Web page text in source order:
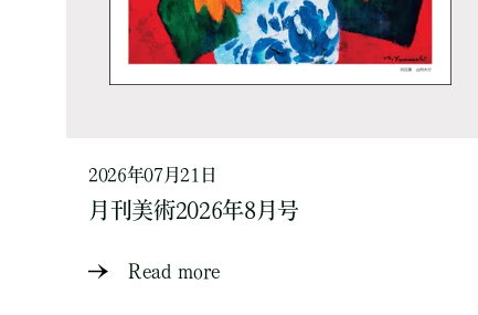
2026年07月21日
月刊美術2026年8月号
Read more